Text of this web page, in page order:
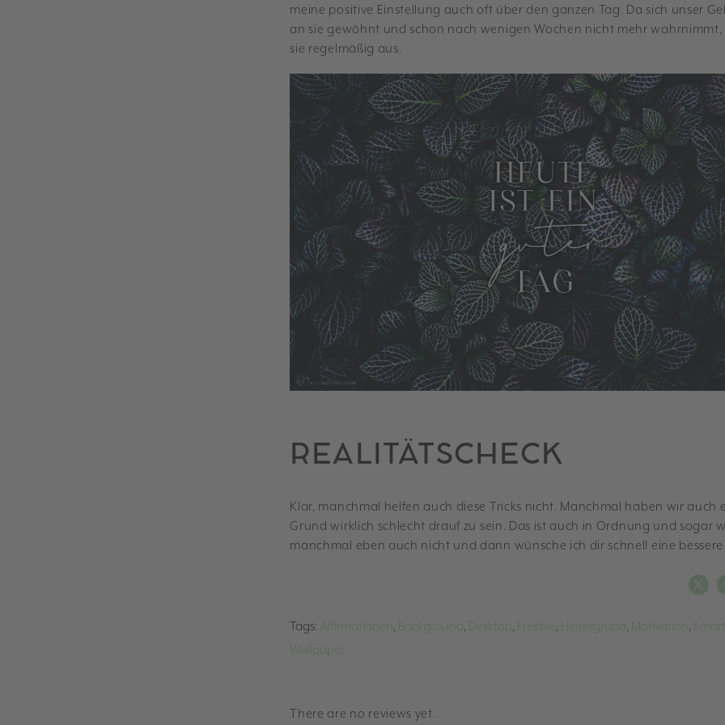
meine positive Einstellung auch oft über den ganzen Tag. Da sich unser
an sie gewöhnt und schon nach wenigen Wochen nicht mehr wahrnimmt,
sie regelmäßig aus.
REALITÄTSCHECK
Klar, manchmal helfen auch diese Tricks nicht. Manchmal haben wir auch
Grund wirklich schlecht drauf zu sein. Das ist auch in Ordnung und sogar
manchmal eben auch nicht und dann wünsche ich dir schnell eine
Tags: Affirmationen , Background , Desktop , , Hintergrund , Motivation ,
Wallpaper
There are no reviews yet.